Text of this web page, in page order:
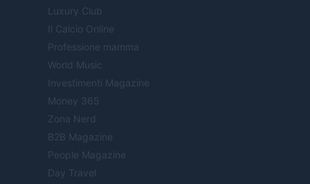
Luxury Club
Il Calcio Online
Professione mamma
World Music
Investimenti Magazine
Money 365
Zona Nerd
B2B Magazine
People Magazine
Day Travel